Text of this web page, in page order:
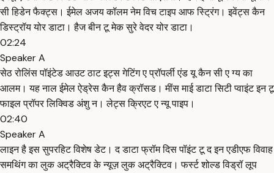
सी हिडेन फैक्ट्स। ईमेल अजय कॉलम नेम विच टाइप आफ स्ट्रिंग। इवेंट्स कैन
डिस्ट्रॉय योर डाटा। हैज बीन टू मेक सुरे वेदर योर डाटा।
02:24
Speaker A
सेठ रोलिंस पॉइंटेड आउट ठाट इट्स गेटिंग ए प्रॉपर्ली एंड यू कैन सी ए ग्य का
आलम। यह नाल ईमेल ऐड्रेस कैन हैव क्रॉसड। मींस माई डाटा सिटी प्वाइंट इन टू
फाइल प्रॉपर लिक्विड अंशु न। लेट्स क्रिएट ए न्यू पाइप।
02:40
Speaker A
लाइन है इस सुपरहिट विशेष डेट। द डाटा फ्रॉम दिस पॉइंट टू द इन एडीएफ विवाह
समथिंग का लुक अट्रैक्टिव के न्यूज़ लुक अट्रैक्टिव। फर्स्ट शोल्ड विड्रॉ लूप